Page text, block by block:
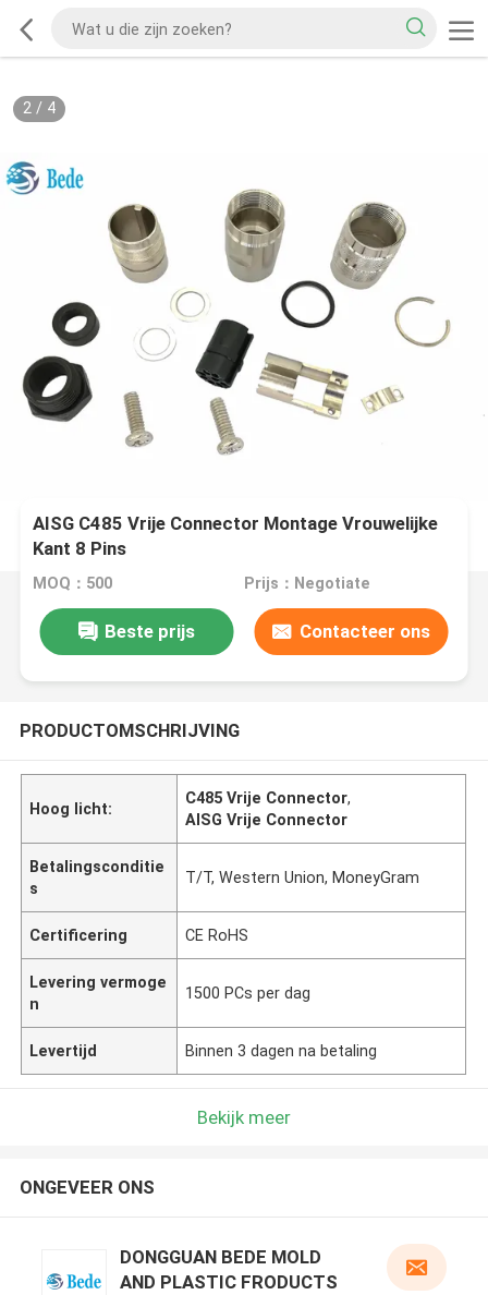
2/ 4
AISG C485 Vrije Connector Montage Vrouwelijke
Kant 8 Pins
MOQ：500 Prijs：Negotiate
Beste prijs Contacteer ons
PRODUCTOMSCHRIJVING
Hoog licht:
C485 Vrije Connector,
AISG Vrije Connector
Betalingsconditie
s
T/T, Western Union, MoneyGram
Certificering CE RoHS
Levering vermoge
n
1500 PCs per dag
Levertijd Binnen 3 dagen na betaling
Bekijk meer
ONGEVEER ONS
DONGGUAN BEDE MOLD
AND PLASTIC FRODUCTS